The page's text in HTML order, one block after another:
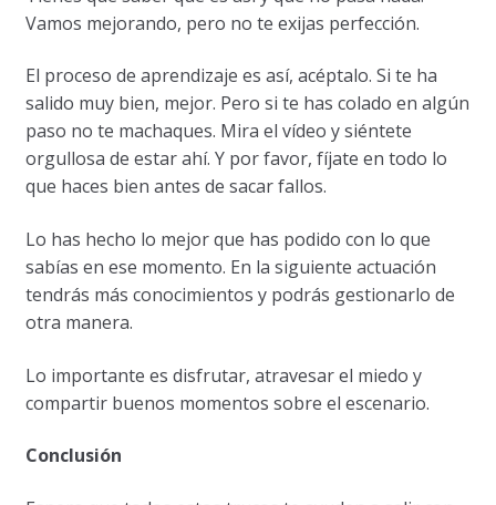
Vamos mejorando, pero no te exijas perfección.
El proceso de aprendizaje es así, acéptalo. Si te ha
salido muy bien, mejor. Pero si te has colado en algún
paso no te machaques. Mira el vídeo y siéntete
orgullosa de estar ahí. Y por favor, fíjate en todo lo
que haces bien antes de sacar fallos.
Lo has hecho lo mejor que has podido con lo que
sabías en ese momento. En la siguiente actuación
tendrás más conocimientos y podrás gestionarlo de
otra manera.
Lo importante es disfrutar, atravesar el miedo y
compartir buenos momentos sobre el escenario.
Conclusión